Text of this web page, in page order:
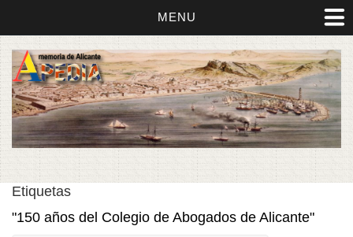
MENU
Etiquetas
"150 años del Colegio de Abogados de Alicante"